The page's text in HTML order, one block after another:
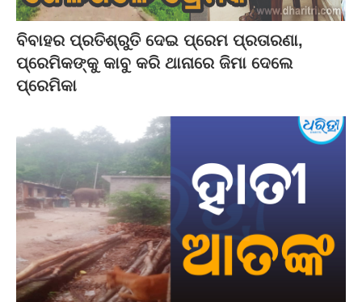
ବିବାହର ପ୍ରତିଶ୍ରୁତି ଦେଇ ପ୍ରେମ ପ୍ରତାରଣା,
ପ୍ରେମିକଙ୍କୁ କାବୁ କରି ଥାନାରେ ଜିମା ଦେଲେ
ପ୍ରେମିକା